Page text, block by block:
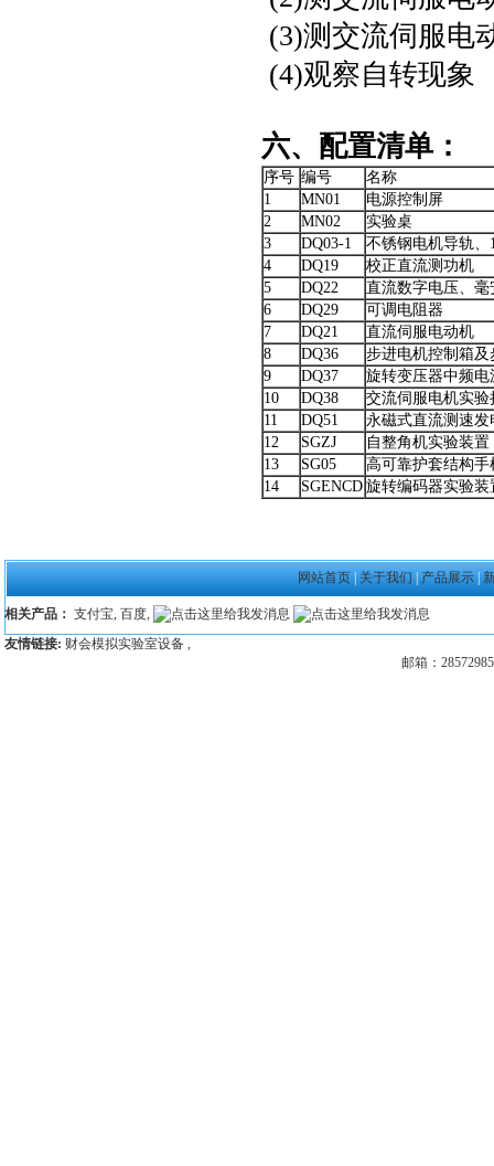
(3)测交流伺服电
(4)观察自转现象
六、配置清单：
序号 编号
名称
1
MN01
电源控制屏
2
MN02
实验桌
3
DQ03-1
不锈钢电机导轨、
4
DQ19
校正直流测功机
5
DQ22
直流数字电压、
6
DQ29
可调电阻器
7
DQ21
直流伺服电动机
8
DQ36
步进电机控制箱
9
DQ37
旋转变压器中频
10
DQ38
交流伺服电机实
11
DQ51
永磁式直流测速发
12
SGZJ
自整角机实验装置
13
SG05
高可靠护套结构
14
SGENCD 旋转编码器实验装
网站首页 关于我们 产品展示
相关产品： 支付宝, 百度,
友情链接: 财会模拟实验室设备 ,
邮箱：